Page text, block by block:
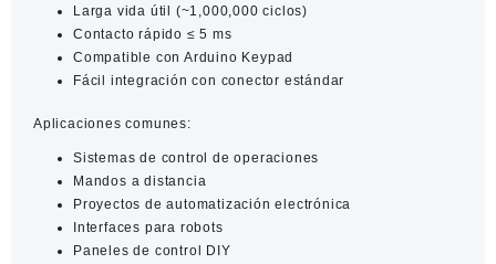
Larga vida útil (~1,000,000 ciclos)
Contacto rápido ≤ 5 ms
Compatible con Arduino Keypad
Fácil integración con conector estándar
Aplicaciones comunes:
Sistemas de control de operaciones
Mandos a distancia
Proyectos de automatización electrónica
Interfaces para robots
Paneles de control DIY